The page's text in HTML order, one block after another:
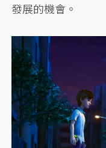
發展的機會。